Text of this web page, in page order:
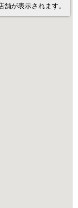
が表示されます。